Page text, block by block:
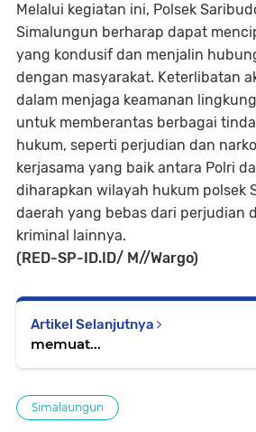
Melalui kegiatan ini, Polsek
Simalungun berharap dapat
yang kondusif dan menjalin
dengan masyarakat. Keterlibatan
dalam menjaga keamanan
untuk memberantas berbagai
hukum, seperti perjudian dan
kerjasama yang baik antara Polri
diharapkan wilayah hukum polsek
daerah yang bebas dari perjudian
kriminal lainnya.
(RED-SP-ID.ID/ M//Wargo)
Artikel Selanjutnya
memuat...
Simalaungun